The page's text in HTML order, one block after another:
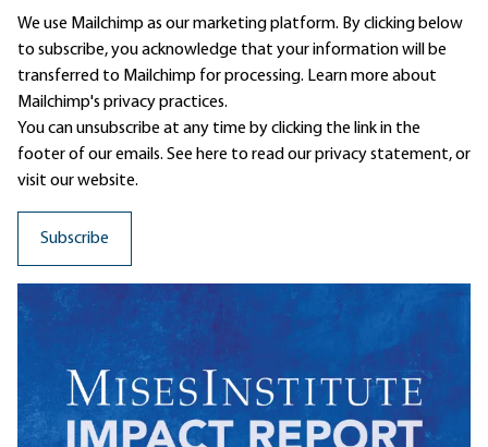
We use Mailchimp as our marketing platform. By clicking below
to subscribe, you acknowledge that your information will be
transferred to Mailchimp for processing. Learn moreabout
Mailchimp's privacy practices.
You can unsubscribe at any time by clicking the link in the
footer of our emails. See here to read ourprivacy statement, or
visit our website.